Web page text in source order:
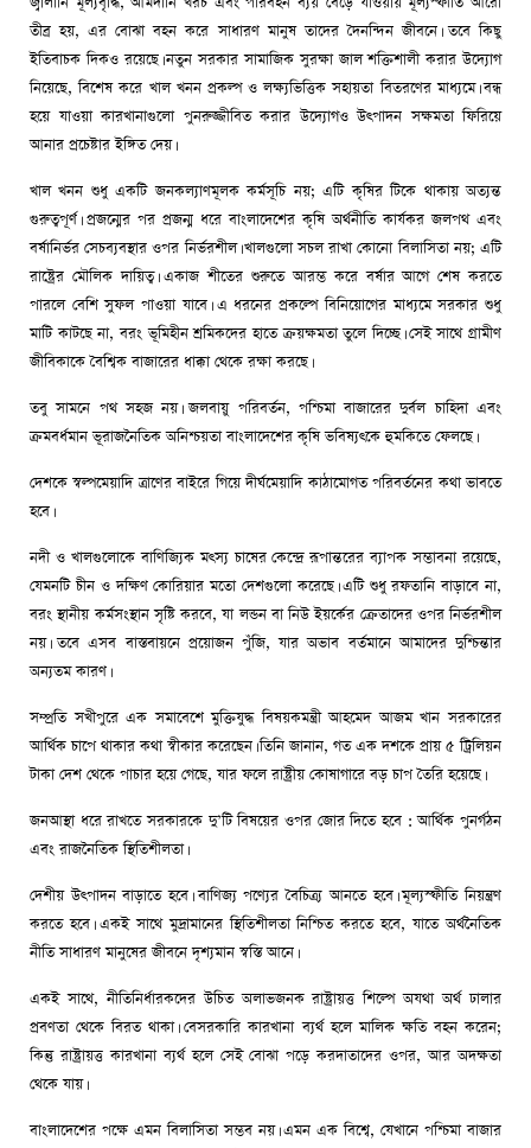
তীব্র হয়, এর বোঝা বহন করে সাধারণ মানুষ তাদের দৈনন্দিন জীবনে। তবে কিছু
ইতিবাচক দিকও রয়েছে। নতুন সরকার সামাজিক সুরক্ষা জাল শক্তিশালী করার উদ্যোগ
নিয়েছে, বিশেষ করে খাল খনন প্রকল্প ও লক্ষ্যভিত্তিক সহায়তা বিতরণের মাধ্যমে। বন্ধ
হয়ে যাওয়া কারখানাগুলো পুনরুজ্জীবিত করার উদ্যোগও উৎপাদন সক্ষমতা ফিরিয়ে
আনার প্রচেষ্টার ইঙ্গিত দেয়।
খাল খনন শুধু একটি জনকল্যাণমূলক কর্মসূচি নয়; এটি কৃষির টিকে থাকায় অত্যন্ত
গুরুত্বপূর্ণ। প্রজন্মের পর প্রজন্ম ধরে বাংলাদেশের কৃষি অর্থনীতি কার্যকর জলপথ এবং
বর্ষানির্ভর সেচব্যবস্থার ওপর নির্ভরশীল। খালগুলো সচল রাখা কোনো বিলাসিতা নয়; এটি
রাষ্ট্রের মৌলিক দায়িত্ব। একাজ শীতের শুরুতে আরম্ভ করে বর্ষার আগে শেষ করতে
পারলে বেশি সুফল পাওয়া যাবে। এ ধরনের প্রকল্পে বিনিয়োগের মাধ্যমে সরকার শুধু
মাটি কাটছে না, বরং ভূমিহীন শ্রমিকদের হাতে ক্রয়ক্ষমতা তুলে দিচ্ছে। সেই সাথে গ্রামীণ
জীবিকাকে বৈশ্বিক বাজারের ধাক্কা থেকে রক্ষা করছে।
তবু সামনে পথ সহজ নয়। জলবায়ু পরিবর্তন, পশ্চিমা বাজারের দুর্বল চাহিদা এবং
ক্রমবর্ধমান ভূরাজনৈতিক অনিশ্চয়তা বাংলাদেশের কৃষি ভবিষ্যৎকে হুমকিতে ফেলছে।
দেশকে স্বল্পমেয়াদি ত্রাণের বাইরে গিয়ে দীর্ঘমেয়াদি কাঠামোগত পরিবর্তনের কথা ভাবতে
হবে।
নদী ও খালগুলোকে বাণিজ্যিক মৎস্য চাষের কেন্দ্রে রূপান্তরের ব্যাপক সম্ভাবনা রয়েছে,
যেমনটি চীন ও দক্ষিণ কোরিয়ার মতো দেশগুলো করেছে। এটি শুধু রফতানি বাড়াবে না,
বরং স্থানীয় কর্মসংস্থান সৃষ্টি করবে, যা লন্ডন বা নিউ ইয়র্কের ক্রেতাদের ওপর নির্ভরশীল
নয়। তবে এসব বাস্তবায়নে প্রয়োজন পুঁজি, যার অভাব বর্তমানে আমাদের দুশ্চিন্তার
অন্যতম কারণ।
সম্প্রতি সখীপুরে এক সমাবেশে মুক্তিযুদ্ধ বিষয়কমন্ত্রী আহমেদ আজম খান সরকারের
আর্থিক চাপে থাকার কথা স্বীকার করেছেন। তিনি জানান, গত এক দশকে প্রায় ৫ ট্রিলিয়ন
টাকা দেশ থেকে পাচার হয়ে গেছে, যার ফলে রাষ্ট্রীয় কোষাগারে বড় চাপ তৈরি হয়েছে।
জনআস্থা ধরে রাখতে সরকারকে দু’টি বিষয়ের ওপর জোর দিতে হবে : আর্থিক পুনর্গঠন
এবং রাজনৈতিক স্থিতিশীলতা।
দেশীয় উৎপাদন বাড়াতে হবে। বাণিজ্য পণ্যের বৈচিত্র্য আনতে হবে। মূল্যস্ফীতি নিয়ন্ত্রণ
করতে হবে। একই সাথে মুদ্রামানের স্থিতিশীলতা নিশ্চিত করতে হবে, যাতে অর্থনৈতিক
নীতি সাধারণ মানুষের জীবনে দৃশ্যমান স্বস্তি আনে।
একই সাথে, নীতিনির্ধারকদের উচিত অলাভজনক রাষ্ট্রায়ত্ত শিল্পে অযথা অর্থ ঢালার
প্রবণতা থেকে বিরত থাকা। বেসরকারি কারখানা ব্যর্থ হলে মালিক ক্ষতি বহন করেন;
কিন্তু রাষ্ট্রায়ত্ত কারখানা ব্যর্থ হলে সেই বোঝা পড়ে করদাতাদের ওপর, আর অদক্ষতা
থেকে যায়।
বাংলাদেশের পক্ষে এমন বিলাসিতা সম্ভব নয়। এমন এক বিশ্বে, যেখানে পশ্চিমা বাজার